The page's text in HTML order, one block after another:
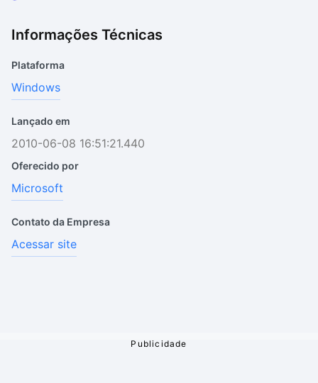
Informações Técnicas
Plataforma
Windows
Lançado em
2010-06-08 16:51:21.440
Oferecido por
Microsoft
Contato da Empresa
Acessar site